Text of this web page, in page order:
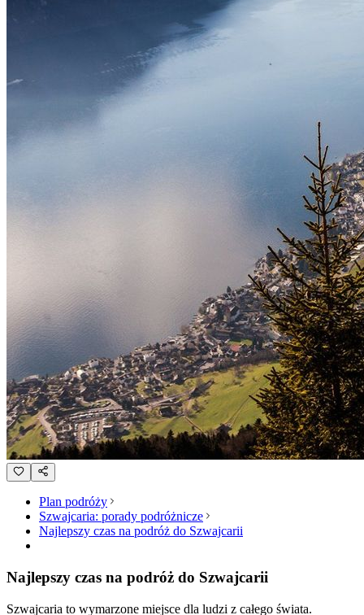
Plan podróży
Szwajcaria: porady podróżnicze
Najlepszy czas na podróż do Szwajcarii
Najlepszy czas na podróż do Szwajcarii
Szwajcaria to wymarzone miejsce dla ludzi z całego świata.